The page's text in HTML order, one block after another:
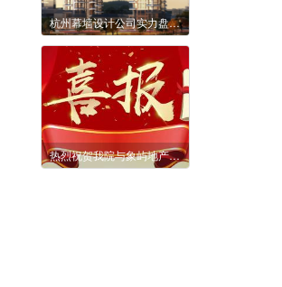
杭州幕墙设计公司实力盘点：众创幕墙-凭硬实力领跑行业
热烈祝贺我院与象屿地产沪浙区域签约2023-2024幕墙、门窗、栏杆、单元门方案深化及施工图设计战略合作协议